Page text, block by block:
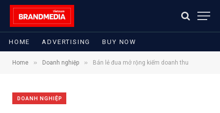
HOME ADVERTISING BUY NOW
Home » Doanh nghiệp » Bán lẻ đua mở rộng kiếm doanh thu
DOANH NGHIỆP